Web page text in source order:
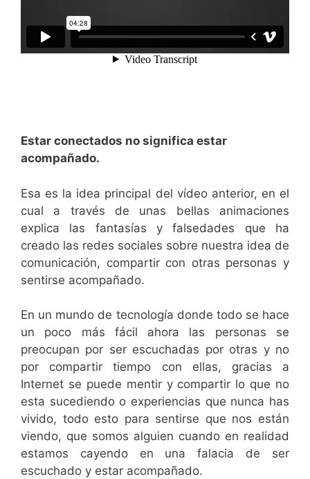
Estar conectados no significa estar
acompañado.
Esa es la idea principal del vídeo anterior, en el
cual a través de unas bellas animaciones
explica las fantasías y falsedades que ha
creado las redes sociales sobre nuestra idea de
comunicación, compartir con otras personas y
sentirse acompañado.
En un mundo de tecnología donde todo se hace
un poco más fácil ahora las personas se
preocupan por ser escuchadas por otras y no
por compartir tiempo con ellas, gracias a
Internet se puede mentir y compartir lo que no
esta sucediendo o experiencias que nunca has
vivido, todo esto para sentirse que nos están
viendo, que somos alguien cuando en realidad
estamos cayendo en una falacia de ser
escuchado y estar acompañado.